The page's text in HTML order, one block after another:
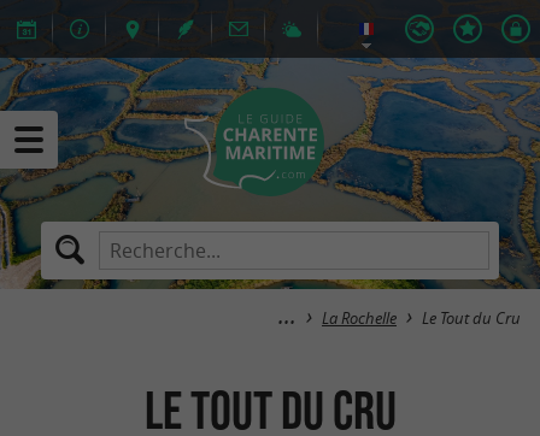
La Rochelle Le Tout du Cru
Le Tout du Cru